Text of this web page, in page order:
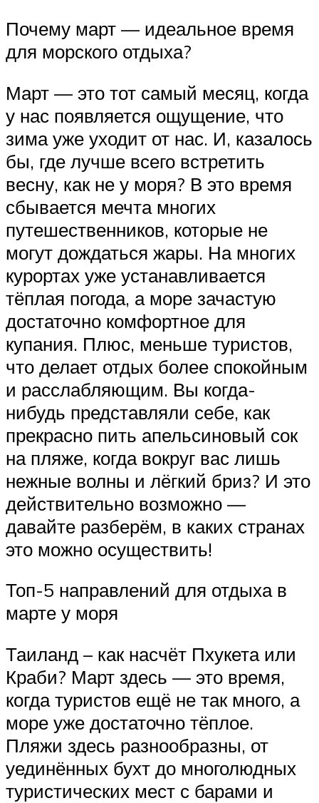
Почему март — идеальное время
для морского отдыха?
Март — это тот самый месяц, когда
у нас появляется ощущение, что
зима уже уходит от нас. И, казалось
бы, где лучше всего встретить
весну, как не у моря? В это время
сбывается мечта многих
путешественников, которые не
могут дождаться жары. На многих
курортах уже устанавливается
тёплая погода, а море зачастую
достаточно комфортное для
купания. Плюс, меньше туристов,
что делает отдых более спокойным
и расслабляющим. Вы когда-
нибудь представляли себе, как
прекрасно пить апельсиновый сок
на пляже, когда вокруг вас лишь
нежные волны и лёгкий бриз? И это
действительно возможно —
давайте разберём, в каких странах
это можно осуществить!
Топ-5 направлений для отдыха в
марте у моря
Таиланд – как насчёт Пхукета или
Краби? Март здесь — это время,
когда туристов ещё не так много, а
море уже достаточно тёплое.
Пляжи здесь разнообразны, от
уединённых бухт до многолюдных
туристических мест с барами и